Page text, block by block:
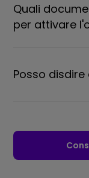
Quali
per attivare
Posso